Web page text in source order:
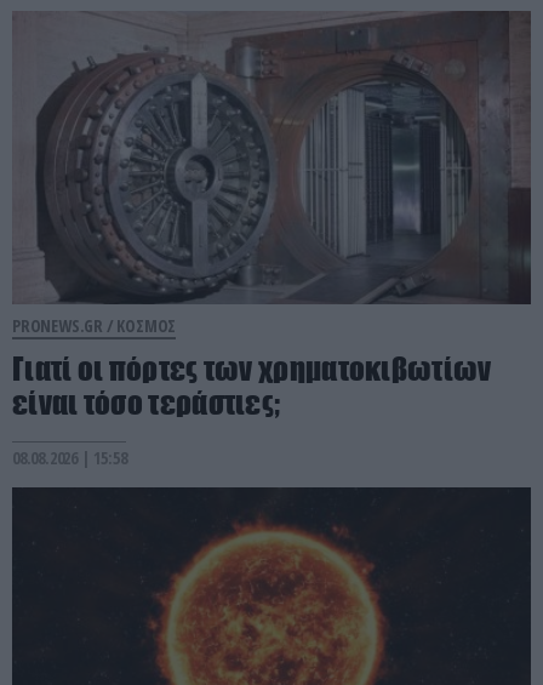
PRONEWS.GR / ΚΟΣΜΟΣ
Γιατί οι πόρτες των χρηματοκιβωτίων
είναι τόσο τεράστιες;
08.08.2026 | 15:58